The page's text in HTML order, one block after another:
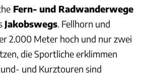
Fern- und Radwanderwege
Jakobswegs . Fellhorn und
2.000 Meter hoch und nur zwei
die Sportliche erklimmen
und Kurztouren sind